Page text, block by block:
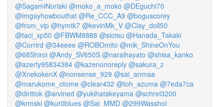
@SagamiNoriaki @moko_a_moko @DEguchi70
@imgayhowbouthat @Re_CCC_A9 @boguscorey
@from_vip @hymtk7 @kevinMk_V @Clay_doll50
@taci_xp50 @FBWM8888 @siotsu @Hanada_Takaki
@Corrird @34eeee @ROBOmito @mik_ShineOnYou
@68Shiroi @Andy_SV650S @naraihayato @shisa_kanko
@azerty95834384 @kazenonoreply @sakura_z
@XnekokenX @nonsense_929 @sai_anmaa
@marukome_otome @clear432 @toh_azuma @7eda7ca
@dirittok @arvined @yukihatakeyama @schrei3200
@krmski @kur0blues @Sai_MMD @299Wasshoi